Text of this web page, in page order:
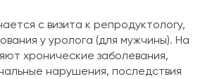
с визита к репродуктологу,
у уролога (для мужчины). На
хронические заболевания,
нарушения, последствия